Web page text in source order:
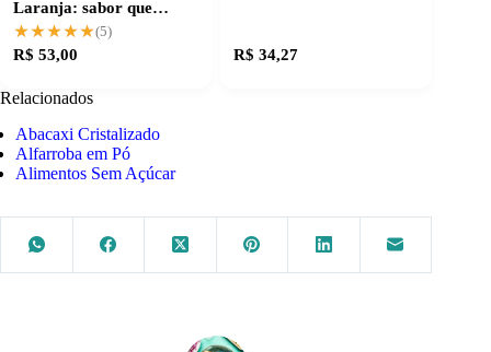
Laranja: sabor que
transforma receitas
★★★★★
★★★★★(5)
R$ 53,00 R$ 34,27
Relacionados
Abacaxi Cristalizado
Alfarroba em Pó
Alimentos Sem Açúcar